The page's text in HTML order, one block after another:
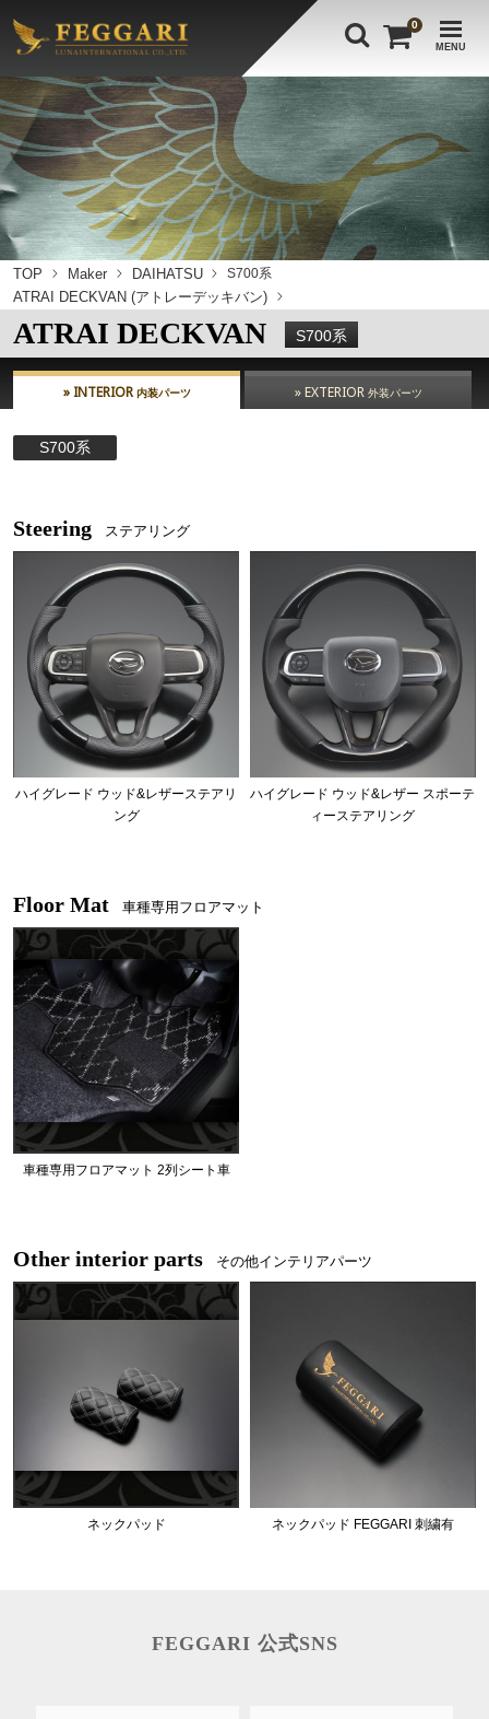
MENU
0
TOP Maker
DAIHATSU
ATRAI DECKVAN (アトレーデッキバン)
S700系
ATRAI DECKVAN S700系
» INTERIOR 内装パーツ » EXTERIOR 外装パーツ
S700系
Steering ステアリング
ハイグレード ウッド&レザーステアリ
ング
ハイグレード ウッド&レザー スポーテ
ィーステアリング
Floor Mat 車種専用フロアマット
車種専用フロアマット 2列シート車
Other interior parts その他インテリアパーツ
ネックパッド ネックパッド FEGGARI 刺繍有
FEGGARI 公式SNS